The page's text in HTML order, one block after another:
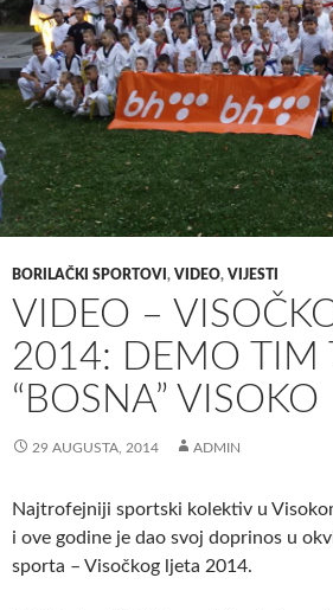
BORILAČKI SPORTOVI , VIDEO, VIJESTI
VIDEO –
2014: DEMO TIM
“BOSNA” VISOKO
29 AUGUSTA, 2014 ADMIN
Najtrofejniji sportski kolektiv u
i ove godine je dao svoj doprinos u
sporta – Visočkog ljeta 2014.